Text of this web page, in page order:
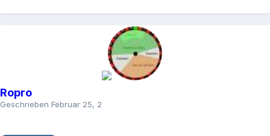
Ropro
Geschrieben Februar 25, 2023